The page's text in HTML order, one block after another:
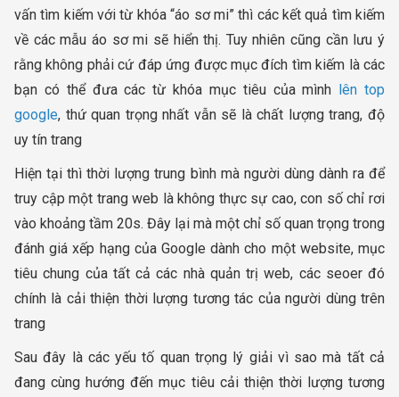
vấn tìm kiếm với từ khóa “áo sơ mi” thì các kết quả tìm kiếm
về các mẫu áo sơ mi sẽ hiển thị. Tuy nhiên cũng cần lưu ý
rằng không phải cứ đáp ứng được mục đích tìm kiếm là các
bạn có thể đưa các từ khóa mục tiêu của mình
lên top
google, thứ quan trọng nhất vẫn sẽ là chất lượng trang, độ
uy tín trang
Hiện tại thì thời lượng trung bình mà người dùng dành ra để
truy cập một trang web là không thực sự cao, con số chỉ rơi
vào khoảng tầm 20s. Đây lại mà một chỉ số quan trọng trong
đánh giá xếp hạng của Google dành cho một website, mục
tiêu chung của tất cả các nhà quản trị web, các seoer đó
chính là cải thiện thời lượng tương tác của người dùng trên
trang
Sau đây là các yếu tố quan trọng lý giải vì sao mà tất cả
đang cùng hướng đến mục tiêu cải thiện thời lượng tương